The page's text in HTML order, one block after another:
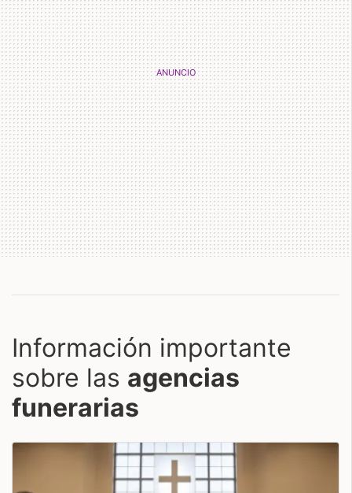
Información importante
sobre las agencias
funerarias